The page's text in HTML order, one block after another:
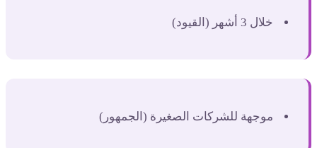
خلال 3 أشهر (القيود)
موجهة للشركات الصغيرة (الجمهور)